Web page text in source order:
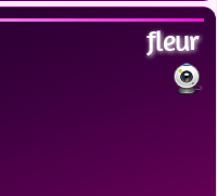
fleur